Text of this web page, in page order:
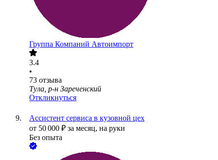
Группа Компаний Автоимпорт
3.4
•
73 отзыва
Тула, р-н Зареченский
Откликнуться
Ассистент сервиса в кузовной цех
от 50 000 ₽ за месяц, на руки
Без опыта